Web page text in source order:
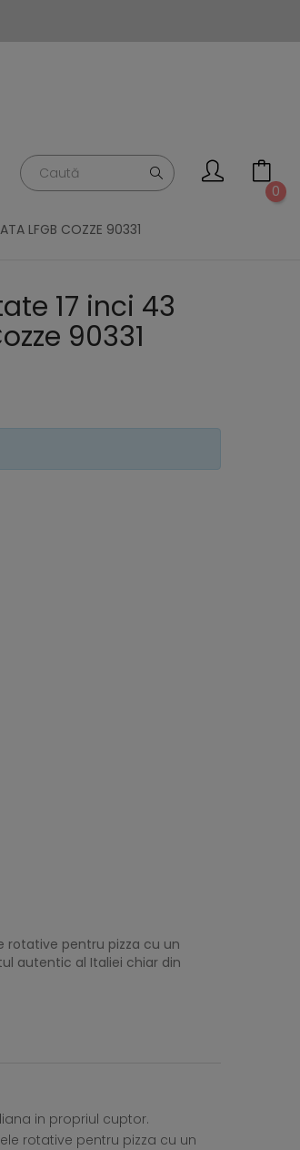
0
LFGB COZZE 90331
17 inci 43
90331
rotative pentru pizza cu un
autentic al Italiei chiar din
in propriul cuptor.
rotative pentru pizza cu un